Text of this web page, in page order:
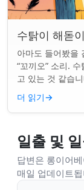
수탉이 해돋
아마도 들어봤을
“꼬끼오” 소리.
고 있는 것 같습
니면 더 깊은 무
더 읽기→
일출 및
답변은 롱이어
매일 업데이트